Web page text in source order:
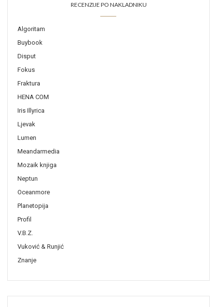
RECENZIJE PO NAKLADNIKU
Algoritam
Buybook
Disput
Fokus
Fraktura
HENA COM
Iris Illyrica
Ljevak
Lumen
Meandarmedia
Mozaik knjiga
Neptun
Oceanmore
Planetopija
Profil
V.B.Z.
Vuković & Runjić
Znanje